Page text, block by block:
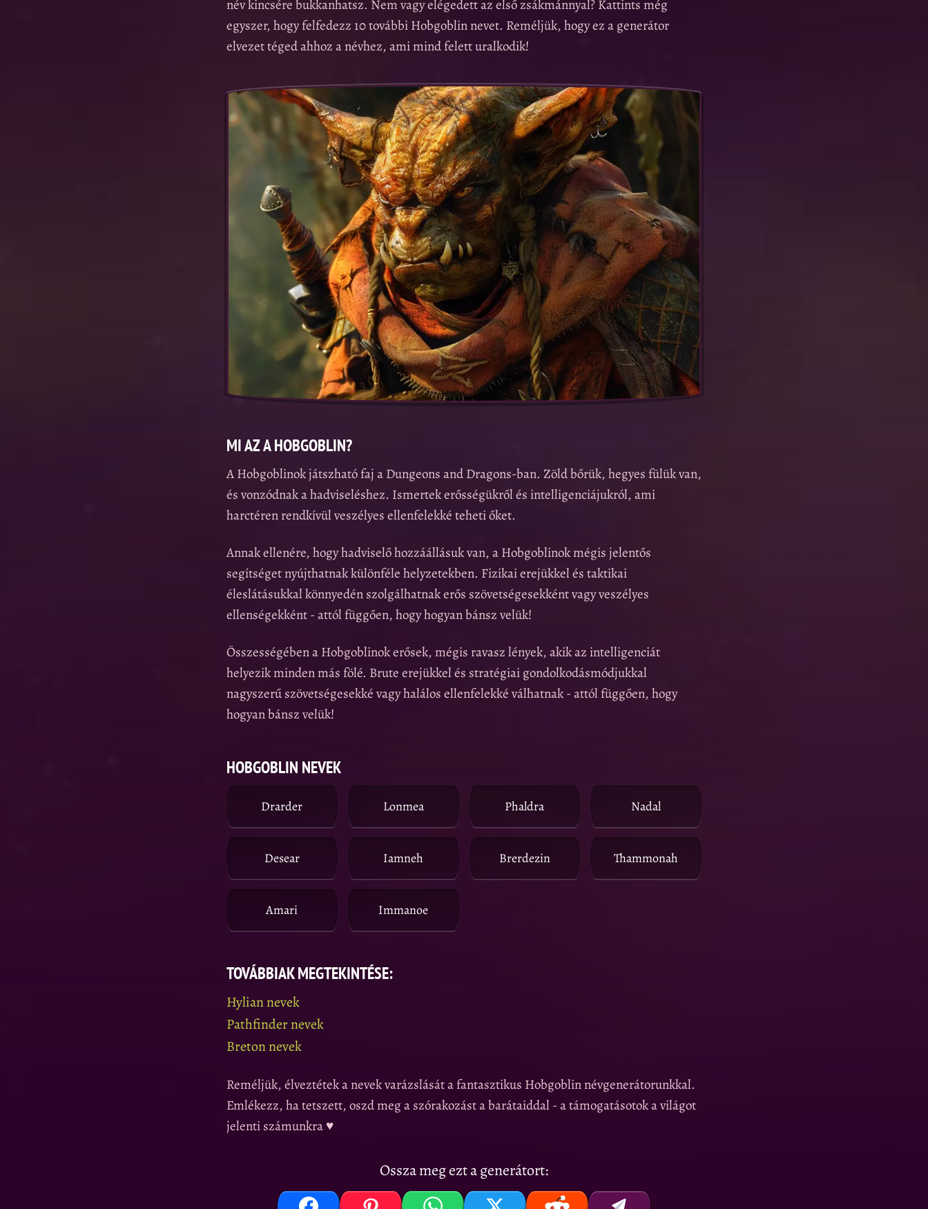
név kincsére bukkanhatsz. Nem vagy elégedett az első zsákmánnyal? Kattints még
egyszer, hogy felfedezz 10 további Hobgoblin nevet. Reméljük, hogy ez a generátor
elvezet téged ahhoz a névhez, ami mind felett uralkodik!
MI AZ A HOBGOBLIN?
A Hobgoblinok játszható faj a Dungeons and Dragons-ban. Zöld bőrük, hegyes fülük van,
és vonzódnak a hadviseléshez. Ismertek erősségükről és intelligenciájukról, ami
harctéren rendkívül veszélyes ellenfelekké teheti őket.
Annak ellenére, hogy hadviselő hozzáállásuk van, a Hobgoblinok mégis jelentős
segítséget nyújthatnak különféle helyzetekben. Fizikai erejükkel és taktikai
éleslátásukkal könnyedén szolgálhatnak erős szövetségesekként vagy veszélyes
ellenségekként - attól függően, hogy hogyan bánsz velük!
Összességében a Hobgoblinok erősek, mégis ravasz lények, akik az intelligenciát
helyezik minden más fölé. Brute erejükkel és stratégiai gondolkodásmódjukkal
nagyszerű szövetségesekké vagy halálos ellenfelekké válhatnak - attól függően, hogy
hogyan bánsz velük!
HOBGOBLIN NEVEK
Drarder Lonmea Phaldra Nadal
Desear Iamneh Brerdezin Thammonah
Amari Immanoe
TOVÁBBIAK MEGTEKINTÉSE:
Hylian nevek
Pathfinder nevek
Breton nevek
Reméljük, élveztétek a nevek varázslását a fantasztikus Hobgoblin névgenerátorunkkal.
Emlékezz, ha tetszett, oszd meg a szórakozást a barátaiddal - a támogatásotok a világot
jelenti számunkra ♥
Ossza meg ezt a generátort: